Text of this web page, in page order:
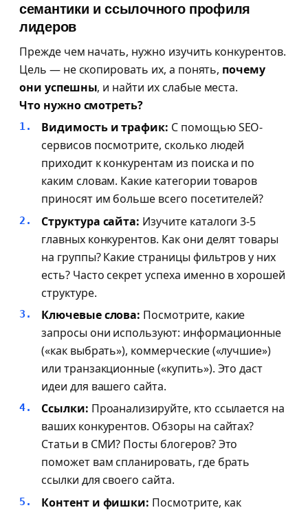
семантики и ссылочного профиля
лидеров
Прежде чем начать, нужно изучить конкурентов.
Цель — не скопировать их, а понять, почему
они успешны, и найти их слабые места.
Что нужно смотреть?
Видимость и трафик: С помощью SEO-
сервисов посмотрите, сколько людей
приходит к конкурентам из поиска и по
каким словам. Какие категории товаров
приносят им больше всего посетителей?
Структура сайта: Изучите каталоги 3-5
главных конкурентов. Как они делят товары
на группы? Какие страницы фильтров у них
есть? Часто секрет успеха именно в хорошей
структуре.
Ключевые слова: Посмотрите, какие
запросы они используют: информационные
(«как выбрать»), коммерческие («лучшие»)
или транзакционные («купить»). Это даст
идеи для вашего сайта.
Ссылки: Проанализируйте, кто ссылается на
ваших конкурентов. Обзоры на сайтах?
Статьи в СМИ? Посты блогеров? Это
поможет вам спланировать, где брать
ссылки для своего сайта.
Контент и фишки: Посмотрите, как